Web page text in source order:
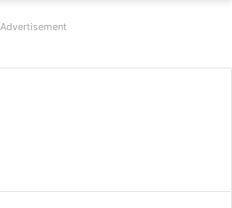
Advertisement